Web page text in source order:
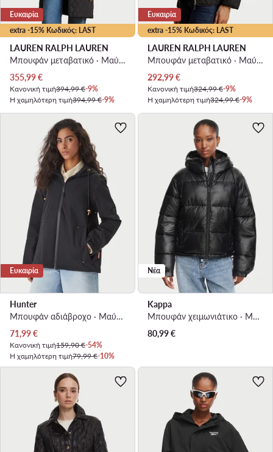
extra -15% Κωδικός: LAST
Ευκαιρία
LAUREN RALPH LAUREN
Μπουφάν μεταβατικό · Μαύρο
Τρέχουσα τιμή
355,99€
Κανονική τιμή394,99 €-9%
Η χαμηλότερη τιμή394,99 €-9%
extra -15% Κωδικός: LAST
Ευκαιρία
LAUREN RALPH LAUREN
Μπουφάν μεταβατικό · Μαύρο
Τρέχουσα τιμή
292,99€
Κανονική τιμή324,99 €-9%
Η χαμηλότερη τιμή324,99 €-9%
Ευκαιρία
Hunter
Μπουφάν αδιάβροχο · Μαύρο
Τρέχουσα τιμή
71,99€
Κανονική τιμή159,90 €-54%
Η χαμηλότερη τιμή79,99 €-10%
Νέα
Kappa
Μπουφάν χειμωνιάτικο · Μαύρο
80,99€